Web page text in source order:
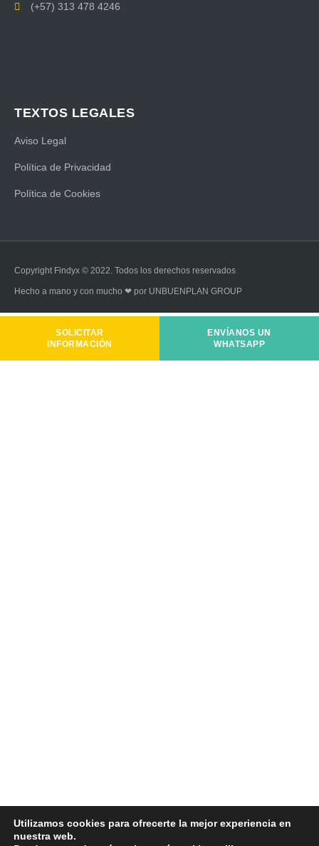
(+57) 313 478 4246
TEXTOS LEGALES
Aviso Legal
Política de Privacidad
Política de Cookies
Copyright Findyx © 2022. Todos los derechos reservados
Hecho a mano y con mucho ❤ por UNBUENPLAN GROUP
SOLICITAR
INFORMACIÓN
ENVÍANOS UN
WHATSAPP
Utilizamos cookies para ofrecerte la mejor experiencia en
nuestra web.